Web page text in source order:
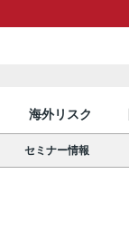
海外リスク
セミナー情報